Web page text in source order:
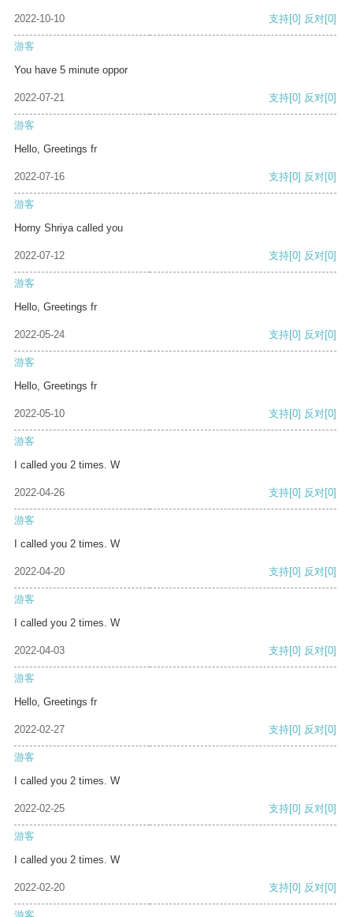
2022-10-10 支持[0] 反对[0]
游客
You have 5 minute oppor
2022-07-21 支持[0] 反对[0]
游客
Hello, Greetings fr
2022-07-16 支持[0] 反对[0]
游客
Horny Shriya called you
2022-07-12 支持[0] 反对[0]
游客
Hello, Greetings fr
2022-05-24 支持[0] 反对[0]
游客
Hello, Greetings fr
2022-05-10 支持[0] 反对[0]
游客
I called you 2 times. W
2022-04-26 支持[0] 反对[0]
游客
I called you 2 times. W
2022-04-20 支持[0] 反对[0]
游客
I called you 2 times. W
2022-04-03 支持[0] 反对[0]
游客
Hello, Greetings fr
2022-02-27 支持[0] 反对[0]
游客
I called you 2 times. W
2022-02-25 支持[0] 反对[0]
游客
I called you 2 times. W
2022-02-20 支持[0] 反对[0]